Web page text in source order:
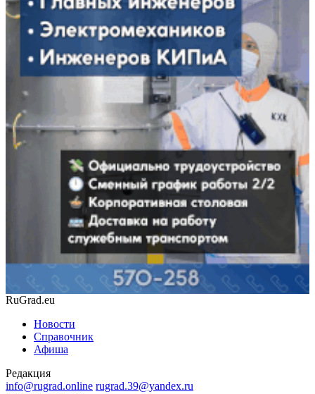
RuGrad.eu
Новости
Справочник
Афиша
Редакция
info@rugrad.online rugrad.39@yandex.ru